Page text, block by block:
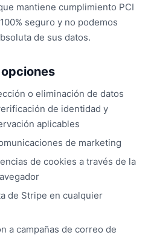
mantiene cumplimiento PCI
seguro y no podemos
de sus datos.
o eliminación de datos
de identidad y
aplicables
de marketing
de cookies a través de la
de Stripe en cualquier
a campañas de correo de